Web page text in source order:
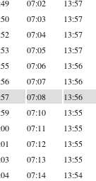
07:02 13:57
07:03 13:57
07:04 13:57
07:05 13:57
07:06 13:56
07:07 13:56
07:08 13:56
07:10 13:55
07:11 13:55
07:12 13:55
07:13 13:55
07:14 13:54